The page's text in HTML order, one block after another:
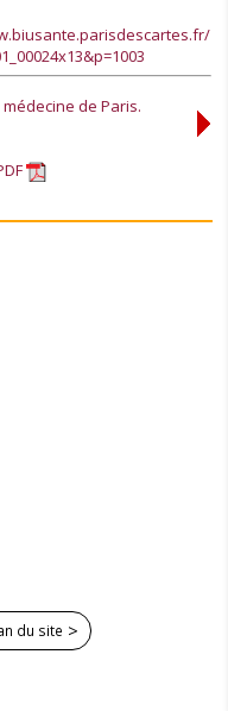
de Paris.
du site